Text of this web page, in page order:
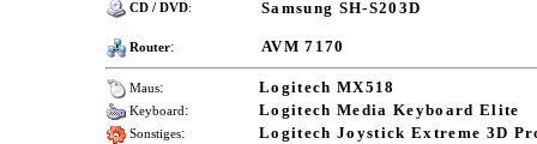
CD / DVD: Samsung SH-S203D
Router: AVM 7170
Maus: Logitech MX518
Keyboard: Logitech Media Keyboard Elite
Sonstiges: Logitech Joystick Extreme 3D